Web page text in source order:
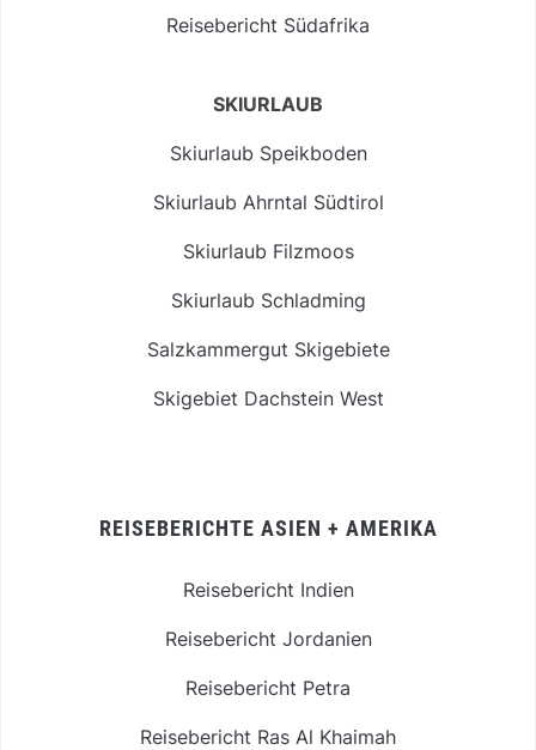
Reisebericht Südafrika
SKIURLAUB
Skiurlaub Speikboden
Skiurlaub Ahrntal Südtirol
Skiurlaub Filzmoos
Skiurlaub Schladming
Salzkammergut Skigebiete
Skigebiet Dachstein West
REISEBERICHTE ASIEN + AMERIKA
Reisebericht Indien
Reisebericht Jordanien
Reisebericht Petra
Reisebericht Ras Al Khaimah